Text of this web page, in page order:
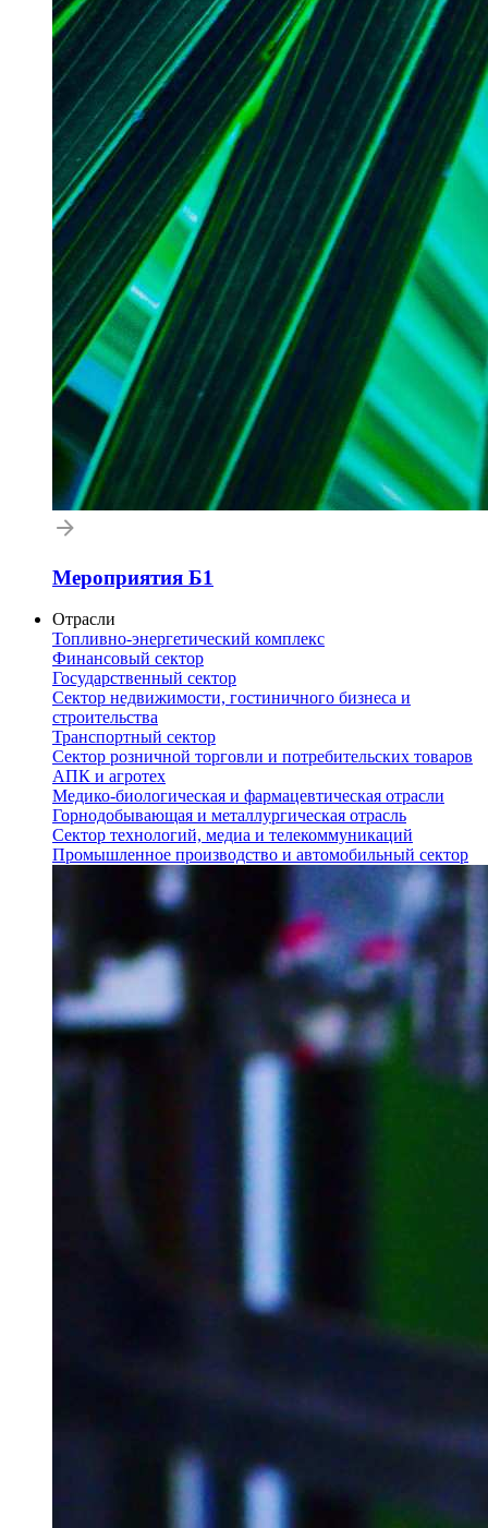
Мероприятия Б1
Отрасли
Топливно-энергетический комплекс
Финансовый сектор
Государственный сектор
Сектор недвижимости, гостиничного бизнеса и
строительства
Транспортный сектор
Сектор розничной торговли и потребительских товаров
АПК и агротех
Медико-биологическая и фармацевтическая отрасли
Горнодобывающая и металлургическая отрасль
Сектор технологий, медиа и телекоммуникаций
Промышленное производство и автомобильный сектор